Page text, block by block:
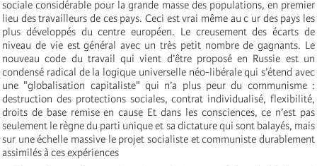
sociale considérable pour la grande masse des populations, en premier
lieu des travailleurs de ces pays. Ceci est vrai même au c ur des pays les
plus développés du centre européen. Le creusement des écarts de
niveau de vie est général avec un très petit nombre de gagnants. Le
nouveau code du travail qui vient d’être proposé en Russie est un
condensé radical de la logique universelle néo-libérale qui s’étend avec
une "globalisation capitaliste" qui n’a plus peur du communisme :
destruction des protections sociales, contrat individualisé, flexibilité,
droits de base remise en cause Et dans les consciences, ce n’est pas
seulement le règne du parti unique et sa dictature qui sont balayés, mais
sur une échelle massive le projet socialiste et communiste durablement
assimilés à ces expériences